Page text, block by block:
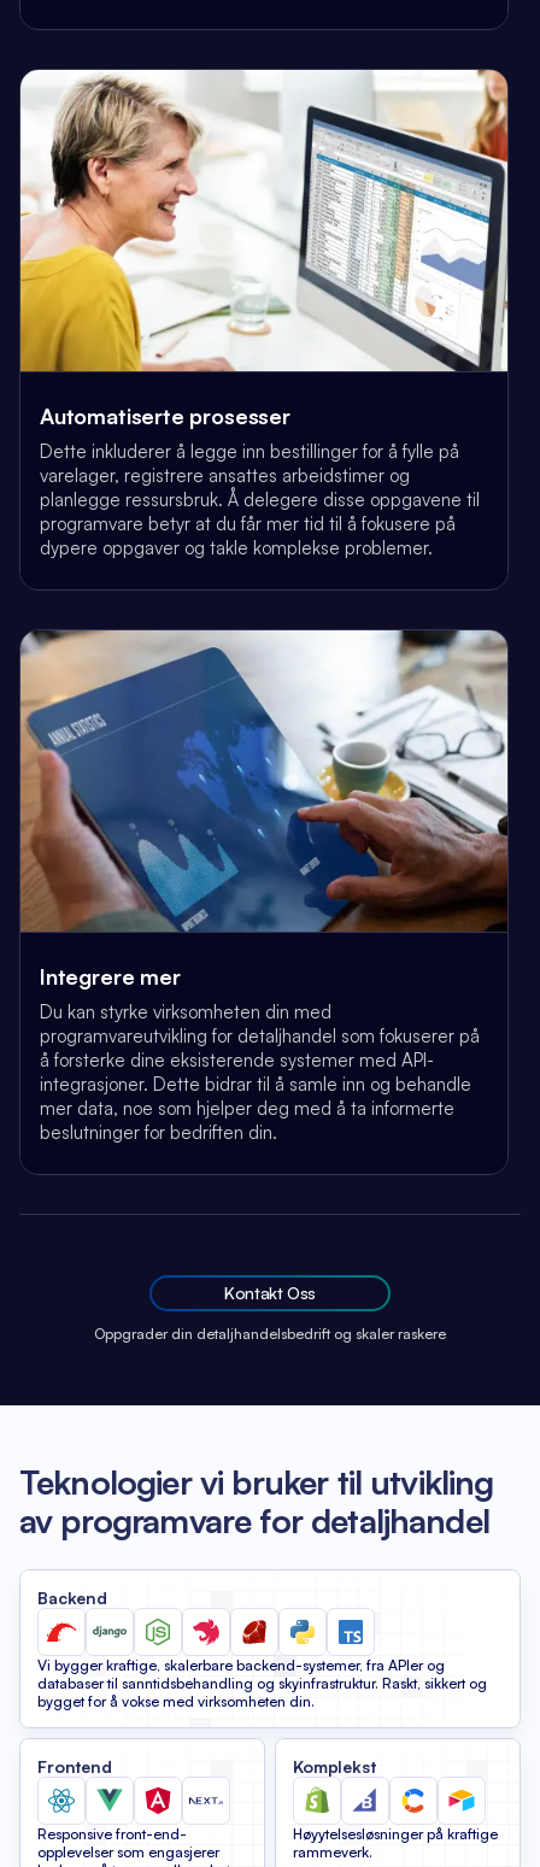
Automatiserte prosesser
Dette inkluderer å legge inn bestillinger for å fylle på
varelager, registrere ansattes arbeidstimer og
planlegge ressursbruk. Å delegere disse oppgavene til
programvare betyr at du får mer tid til å fokusere på
dypere oppgaver og takle komplekse problemer.
Integrere mer
Du kan styrke virksomheten din med
programvareutvikling for detaljhandel som fokuserer på
å forsterke dine eksisterende systemer med API-
integrasjoner. Dette bidrar til å samle inn og behandle
mer data, noe som hjelper deg med å ta informerte
beslutninger for bedriften din.
Kontakt Oss
Oppgrader din detaljhandelsbedrift og skaler raskere
Teknologier vi bruker til utvikling
av programvare for detaljhandel
Backend
Vi bygger kraftige, skalerbare backend-systemer, fra APIer og
databaser til sanntidsbehandling og skyinfrastruktur. Raskt, sikkert og
bygget for å vokse med virksomheten din.
Frontend
Responsive front-end-
opplevelser som engasjerer
Komplekst
Høyytelsesløsninger på kraftige
rammeverk.